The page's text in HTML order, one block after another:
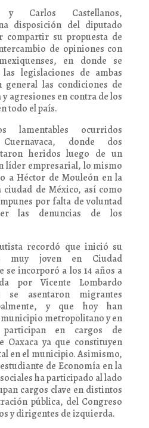
y Carlos Castellanos,
disposición del diputado
compartir su propuesta de
de opiniones con
en donde se
legislaciones de ambas
general las condiciones de
agresiones en contra de los
todo el país.
lamentables ocurridos
donde dos
heridos luego de un
líder empresarial, lo mismo
a Héctor de Mouleón en la
ciudad de México, así como
por falta de voluntad
las denuncias de los
recordó que inició su
muy joven en Ciudad
se incorporó a los 14 años a
por Vicente Lombardo
asentaron migrantes
y que hoy han
metropolitano y en
participan en cargos de
Oaxaca ya que constituyen
en el municipio. Asimismo,
de Economía en la
ha participado al lado
cargos clave en distintos
pública, del Congreso
y dirigentes de izquierda.